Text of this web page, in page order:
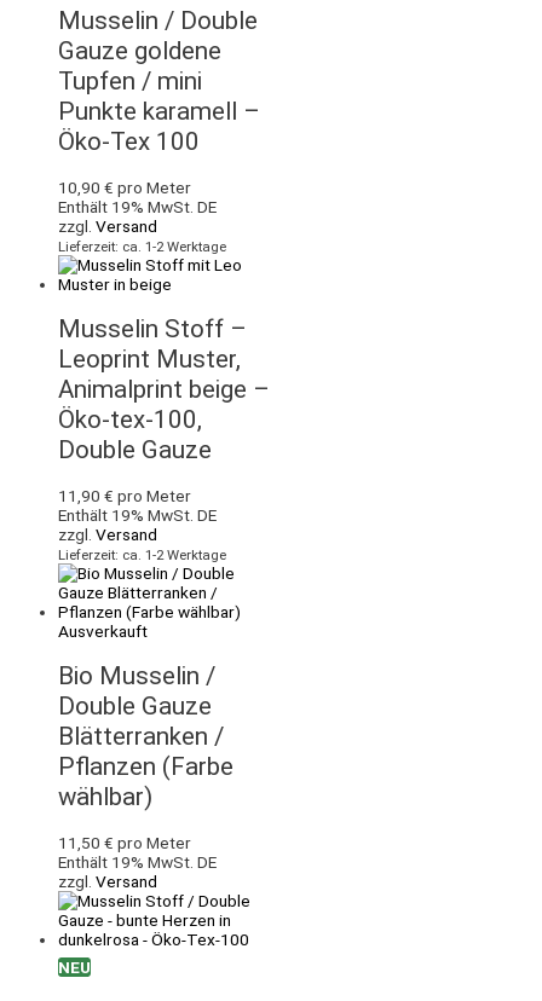
Musselin / Double
Gauze goldene
Tupfen / mini
Punkte karamell –
Öko-Tex 100
10,90 € pro Meter
Enthält 19% MwSt. DE
zzgl. Versand
Lieferzeit: ca. 1-2 Werktage
Musselin Stoff –
Leoprint Muster,
Animalprint beige –
Öko-tex-100,
Double Gauze
11,90 € pro Meter
Enthält 19% MwSt. DE
zzgl. Versand
Lieferzeit: ca. 1-2 Werktage
Ausverkauft
Bio Musselin /
Double Gauze
Blätterranken /
Pflanzen (Farbe
wählbar)
11,50 € pro Meter
Enthält 19% MwSt. DE
zzgl. Versand
NEU